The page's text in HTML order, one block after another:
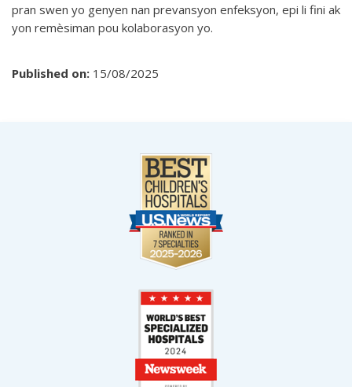
pran swen yo genyen nan prevansyon enfeksyon, epi li fini ak
yon remèsiman pou kolaborasyon yo.
Published on: 15/08/2025